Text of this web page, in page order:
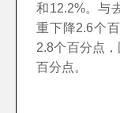
和12.2%。与
重下降2.6个
2.8个百分点
百分点。